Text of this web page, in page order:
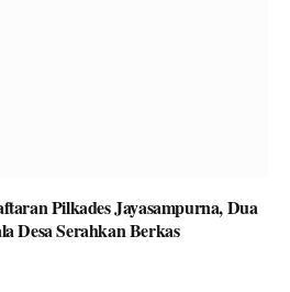
Pilkades Jayasampurna, Dua
Desa Serahkan Berkas